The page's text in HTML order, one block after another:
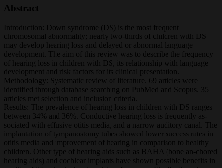
Abstract
Introduction: Down syndrome (DS) is the most frequent
chromosomal abnormality; nearly two-thirds of children with DS
may develop hearing loss and delayed or abnormal language
development. The aim of this review was to describe the frequency
of hearing loss in children with DS, its relationship with language
development and risk factors for its clinical presentation.
Methodology: Systematic review of literature. 69 articles were
identified through database searching on PubMed and Scopus. 35
articles met selection and inclusion criteria.
Results: The prevalence of hearing loss in children with DS ranges
between 34% and 36%. Conductive hearing loss is frequently as-
sociated with effusive otitis media, and a narrow auditory canal. The
implantation of tympanostomy tubes showed lower success rates in
otitis media and improvement of hearing in comparison to healthy
children. Other type of hearing aids such as BAHA (bone an-chored
hearing aids) and cochlear implants have shown possible benefits in